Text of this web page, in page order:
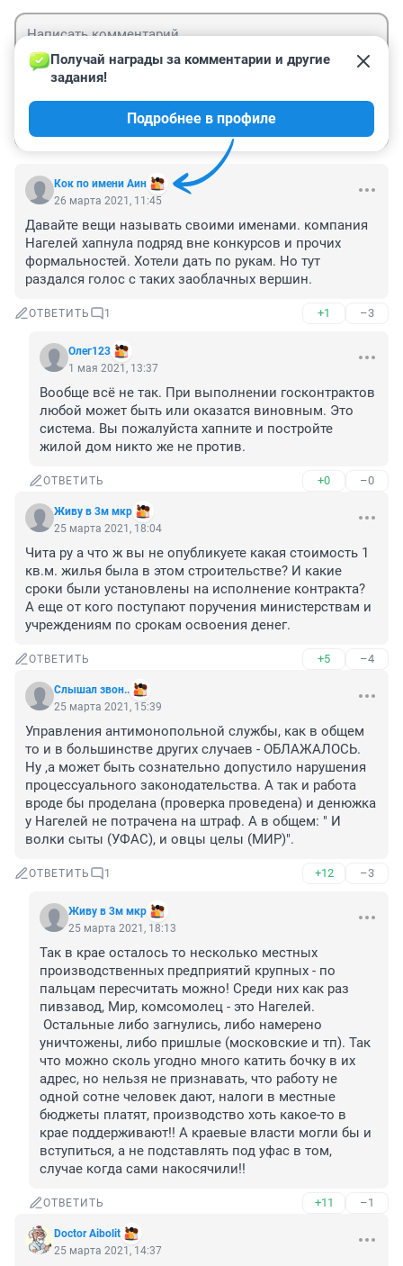
Кок по имени Аин
Получай награды за комментарии и другие
задания!
Подробнее в профиле
26 марта 2021, 11:45
Давайте вещи называть своими именами. компания
Нагелей хапнула подряд вне конкурсов и прочих
формальностей. Хотели дать по рукам. Но тут
раздался голос с таких заоблачных вершин.
ОТВЕТИТЬ 1 +1 –3
Олег123
1 мая 2021, 13:37
Вообще всё не так. При выполнении госконтрактов
любой может быть или оказатся виновным. Это
система. Вы пожалуйста хапните и постройте
жилой дом никто же не против.
ОТВЕТИТЬ +0 –0
Живу в 3м мкр
25 марта 2021, 18:04
Чита ру а что ж вы не опубликуете какая стоимость 1
кв.м. жилья была в этом строительстве? И какие
сроки были установлены на исполнение контракта?
А еще от кого поступают поручения министерствам и
учреждениям по срокам освоения денег.
ОТВЕТИТЬ +5 –4
Слышал звон..
25 марта 2021, 15:39
Управления антимонопольной службы, как в общем
то и в большинстве других случаев - ОБЛАЖАЛОСЬ.
Ну ,а может быть сознательно допустило нарушения
процессуального законодательства. А так и работа
вроде бы проделана (проверка проведена) и денюжка
у Нагелей не потрачена на штраф. А в общем: " И
волки сыты (УФАС), и овцы целы (МИР)".
ОТВЕТИТЬ 1 +12 –3
Живу в 3м мкр
25 марта 2021, 18:13
Так в крае осталось то несколько местных
производственных предприятий крупных - по
пальцам пересчитать можно! Среди них как раз
пивзавод, Мир, комсомолец - это Нагелей.
Остальные либо загнулись, либо намерено
уничтожены, либо пришлые (московские и тп). Так
что можно сколь угодно много катить бочку в их
адрес, но нельзя не признавать, что работу не
одной сотне человек дают, налоги в местные
бюджеты платят, производство хоть какое-то в
крае поддерживают!! А краевые власти могли бы и
вступиться, а не подставлять под уфас в том,
случае когда сами накосячили!!
ОТВЕТИТЬ +11 –1
Doctor Aibolit
25 марта 2021, 14:37